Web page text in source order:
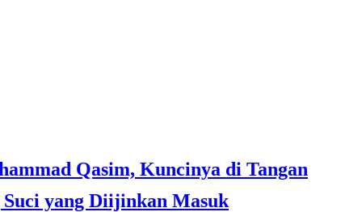
Suci yang Diijinkan Masuk